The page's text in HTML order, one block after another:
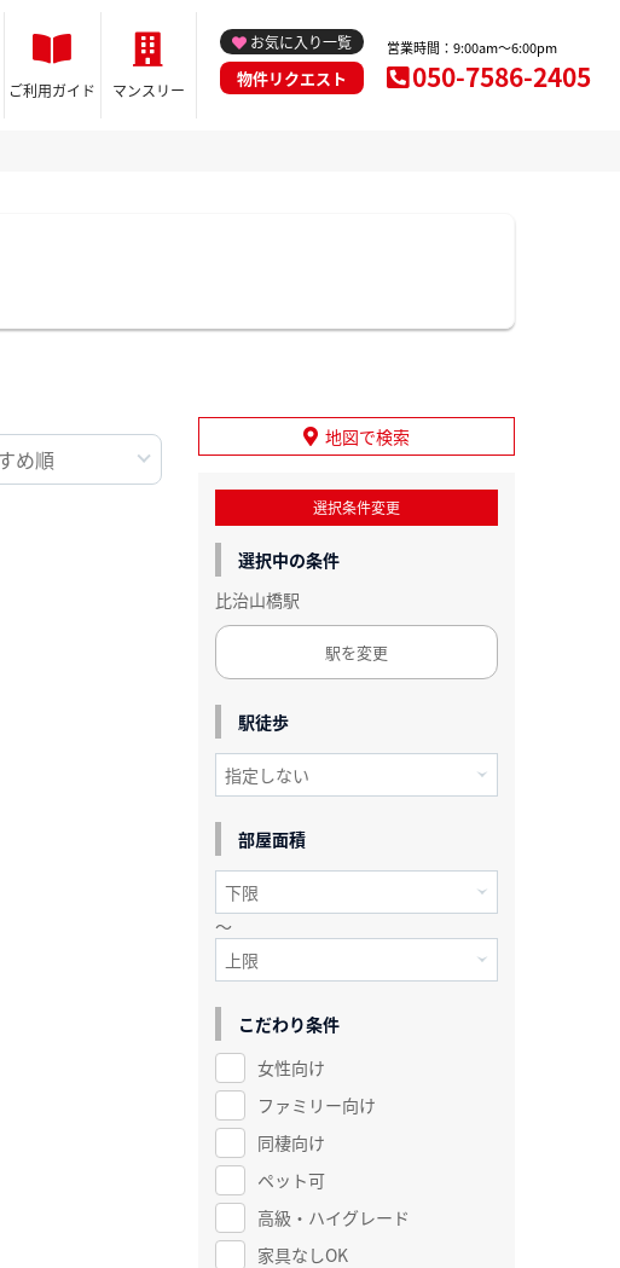
ご利用ガイド マンスリー
お気に入り一覧
物件リクエスト
営業時間：9:00am～6:00pm
050-7586-2405
地図で検索
選択条件変更
選択中の条件
比治山橋駅
駅を変更
駅徒歩
部屋面積
～
こだわり条件
女性向け
ファミリー向け
同棲向け
ペット可
高級・ハイグレード
家具なしOK